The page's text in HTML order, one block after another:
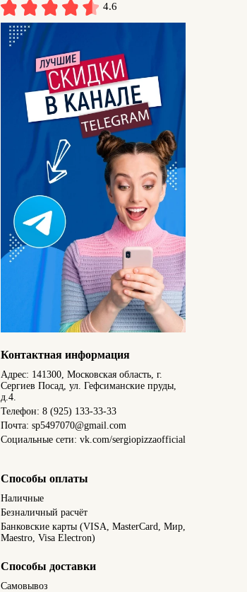
4.6
Контактная информация
Адрес: 141300, Московская область, г.
Сергиев Посад, ул. Гефсиманские пруды,
д.4.
Телефон: 8 (925) 133-33-33
Почта: sp5497070@gmail.com
Социальные сети: vk.com/sergiopizzaofficial
Способы оплаты
Наличные
Безналичный расчёт
Банковские карты (VISA, MasterCard, Мир,
Maestro, Visa Electron)
Способы доставки
Самовывоз